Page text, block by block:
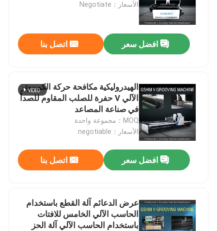
الأسعار：Negotiate
افضل سعر اتصل بنا
الهيدروليكية مكافحة حركة الكمبيوتر
الآلي V حفرة للصلب المقاوم للصدأ
في صناعة المصاعد
MOQ：مجموعة واحدة
الأسعار：negotiable
افضل سعر اتصل بنا
عرض الدعائم آلة القطع باستخدام
الحاسب الآلي الخامس للافتات
باستخدام الحاسب الآلي آلة الحز